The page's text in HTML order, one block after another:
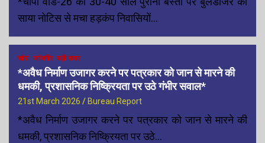
साया नोटिस से मचा हड़कंप निवासियों…
चांपा जांजगीर बड़ी खबर
*अवैध निर्माण उजागर करने पर पत्रकार को जान से मारने की
धमकी, प्रशासनिक निष्क्रियता पर उठे गंभीर सवाल*
21st March 2026 Bureau Report
*अवैध निर्माण उजागर करने पर पत्रकार को जान से मारने की
धमकी, प्रशासनिक निष्क्रियता पर उठे…